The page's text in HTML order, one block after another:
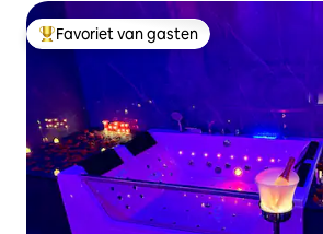
Topfavoriet van gasten
Favoriet van gasten